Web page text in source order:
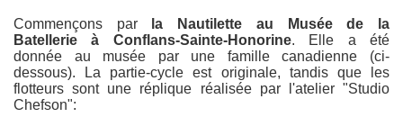
Commençons par
la Nautilette au Musée de la
Batellerieà Conflans-Sainte-Honorine. Elle a été
donnée au musée par une famille canadienne (ci-
dessous). La partie-cycle est originale, tandis que les
flotteurs sont une réplique réalisée par l'atelier "Studio
Chefson":